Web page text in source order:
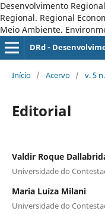
Desenvolvimento
Regional. Regional
Meio Ambiente.
DRd -
Início / Acervo / v. 5
Editorial
Valdir Roque
Universidade do
Maria Luíza Milani
Universidade do